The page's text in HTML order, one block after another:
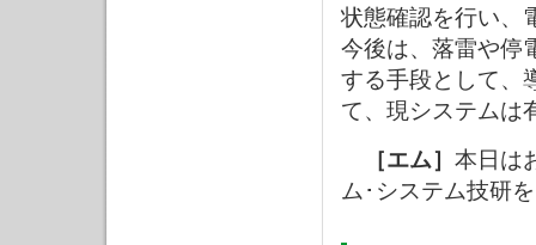
状態確認を行い、
今後は、落雷や停
する手段として、
て、現システムは
［エム］ 本日は
ム･システム技研